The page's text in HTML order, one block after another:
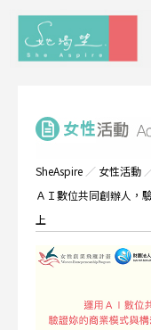
SheAspire ／ 女性活動
ＡＩ數位共同創辦人，
上